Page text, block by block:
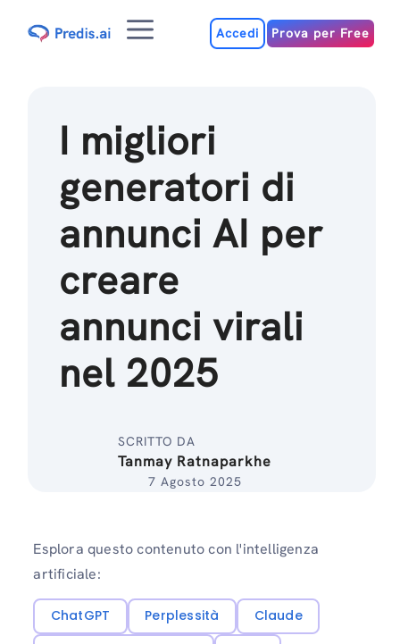
MenuAccedi Prova per Free
I migliori
generatori di
annunci AI per
creare
annunci virali
nel 2025
SCRITTO DA
Tanmay Ratnaparkhe
7 Agosto 2025
Esplora questo contenuto con l'intelligenza
artificiale:
ChatGPT Perplessità
Claude